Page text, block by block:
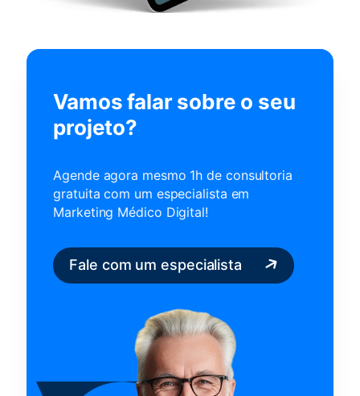
Vamos falar sobre o seu
projeto?
Agende agora mesmo 1h de consultoria
gratuita com um especialista em
Marketing Médico Digital!
Fale com um especialista